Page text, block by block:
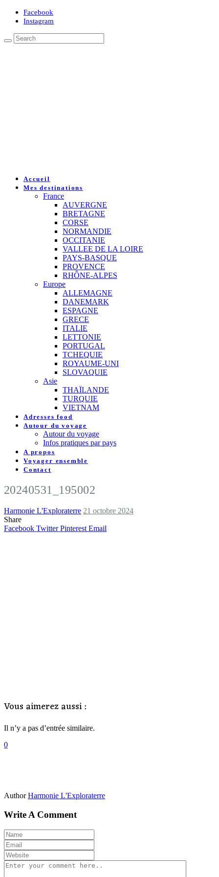
Facebook
Instagram
Accueil
Mes destinations
France
AUVERGNE
BRETAGNE
CORSE
NORMANDIE
OCCITANIE
VALLEE DE LA LOIRE
PAYS-BASQUE
PROVENCE
RHÔNE-ALPES
Europe
ALLEMAGNE
DANEMARK
ESPAGNE
GRECE
ITALIE
LETTONIE
PORTUGAL
TCHEQUIE
ROYAUME-UNI
SLOVAQUIE
Asie
THAÏLANDE
TURQUIE
VIETNAM
Adresses food
Autour du voyage
Autour du voyage
Infos pratiques par pays
A propos
Voyager ensemble
Contact
20240531_195002
Harmonie L'Exploraterre 21 octobre 2024
Share
Facebook Twitter Pinterest Email
Vous aimerez aussi :
Il n’y a pas d’entrée similaire.
0
Author Harmonie L'Exploraterre
Write A Comment